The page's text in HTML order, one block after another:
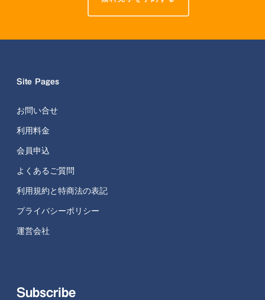
Site Pages
お問い合せ
利用料金
会員申込
よくあるご質問
利用規約と特商法の表記
プライバシーポリシー
運営会社
Subscribe